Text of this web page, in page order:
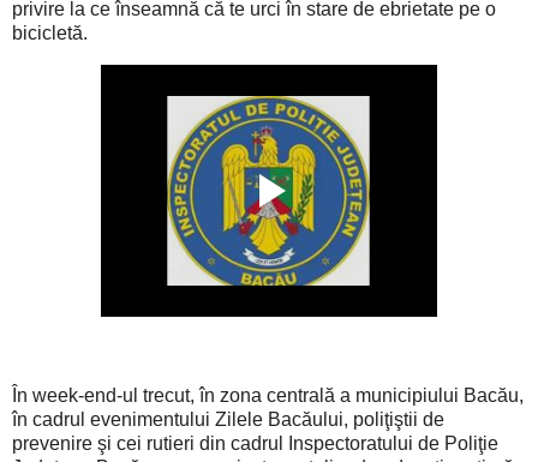
privire la ce înseamnă că te urci în stare de ebrietate pe o
bicicletă.
În week-end-ul trecut, în zona centrală a municipiului Bacău,
în cadrul evenimentului Zilele Bacăului, poliţiştii de
prevenire şi cei rutieri din cadrul Inspectoratului de Poliţie